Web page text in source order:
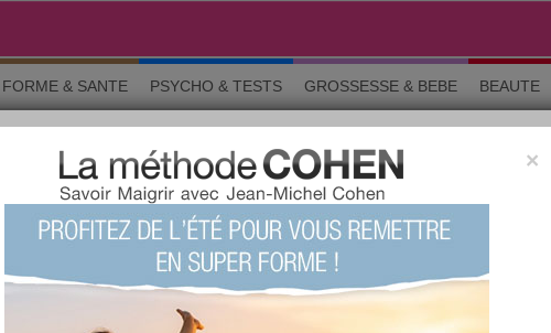
FORME & SANTE PSYCHO & TESTS GROSSESSE & BEBE BEAUTE
les sensations fortes ? Le jeu du pendu est fait pour vous !
de ce pendu est "L'Univers
×